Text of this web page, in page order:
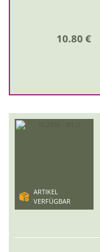
10.80 €
ARTIKEL
VERFÜGBAR